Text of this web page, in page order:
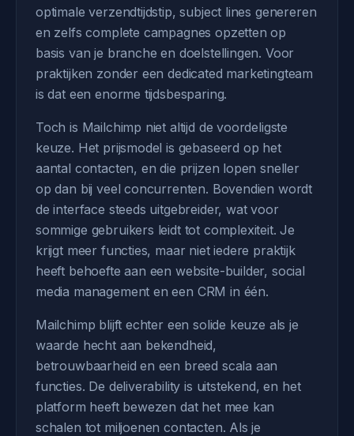
optimale verzendtijdstip, subject lines genereren
en zelfs complete campagnes opzetten op
basis van je branche en doelstellingen. Voor
praktijken zonder een dedicated marketingteam
is dat een enorme tijdsbesparing.
Toch is Mailchimp niet altijd de voordeligste
keuze. Het prijsmodel is gebaseerd op het
aantal contacten, en die prijzen lopen sneller
op dan bij veel concurrenten. Bovendien wordt
de interface steeds uitgebreider, wat voor
sommige gebruikers leidt tot complexiteit. Je
krijgt meer functies, maar niet iedere praktijk
heeft behoefte aan een website-builder, social
media management en een CRM in één.
Mailchimp blijft echter een solide keuze als je
waarde hecht aan bekendheid,
betrouwbaarheid en een breed scala aan
functies. De deliverability is uitstekend, en het
platform heeft bewezen dat het mee kan
schalen tot miljoenen contacten. Als je